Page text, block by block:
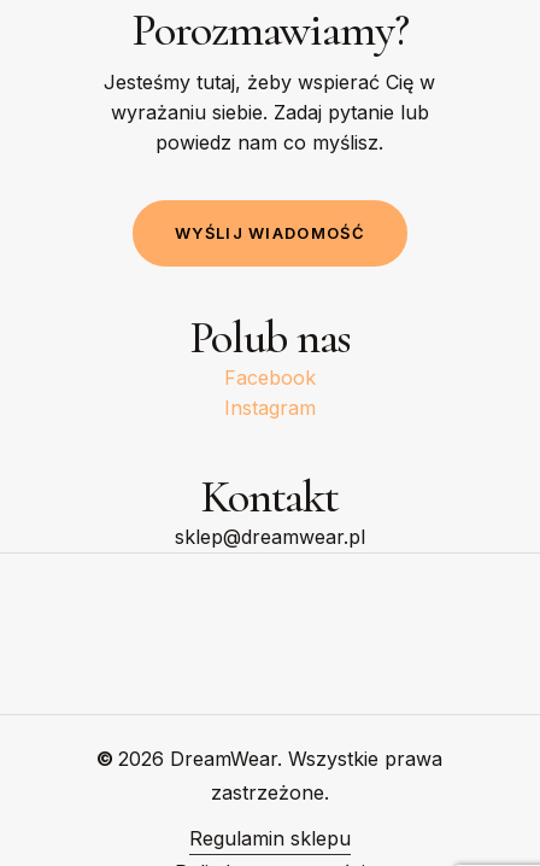
Porozmawiamy?
Jesteśmy tutaj, żeby wspierać Cię w
wyrażaniu siebie. Zadaj pytanie lub
powiedz nam co myślisz.
WYŚLI J WIADOMOŚĆ
Polub nas
Facebook
Instagram
Kontakt
sklep@dreamwear.pl
©2026 DreamWear. Wszystkie prawa
zastrzeżone.
Regulamin sklepu